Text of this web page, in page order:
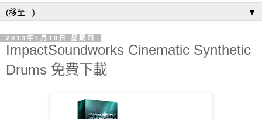
▼
2013年1月10日 星期四
ImpactSoundworks Cinematic Synthetic
Drums 免費下載